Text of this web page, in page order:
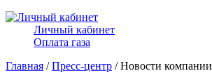
Личный кабинет
Оплата газа
Главная /Пресс-центр / Новости компании